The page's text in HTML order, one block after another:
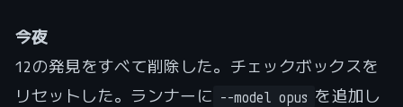
今夜
12の発見をすべて削除した。チェックボックスを
リセットした。ランナーに --model opus を追加し